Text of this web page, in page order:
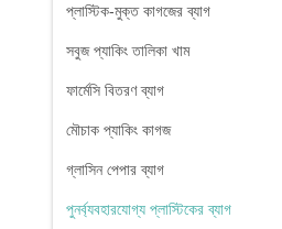
প্লাস্টিক-মুক্ত কাগজের ব্যাগ
সবুজ প্যাকিং তালিকা খাম
ফার্মেসি বিতরণ ব্যাগ
মৌচাক প্যাকিং কাগজ
গ্লাসিন পেপার ব্যাগ
পুনর্ব্যবহারযোগ্য প্লাস্টিকের ব্যাগ